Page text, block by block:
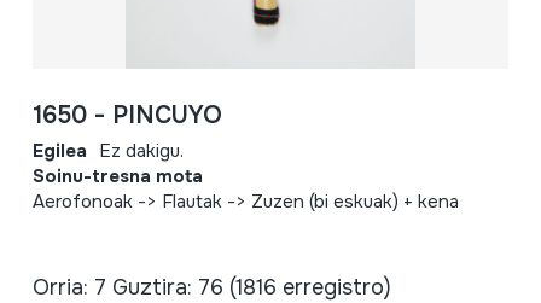
1650 - PINCUYO
Egilea Ez dakigu.
Soinu-tresna mota
Aerofonoak -> Flautak -> Zuzen (bi eskuak) + kena
Orria: 7 Guztira: 76 (1816 erregistro)